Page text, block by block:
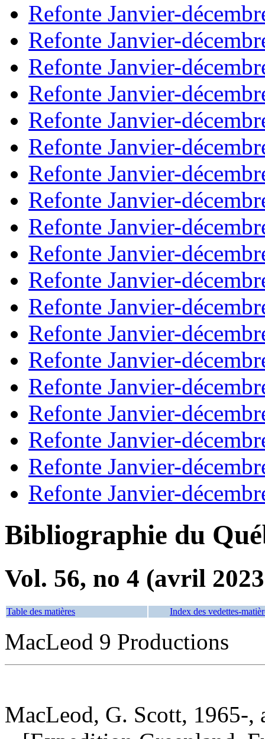
Refonte Janvier-
Refonte Janvier-
Refonte Janvier-
Refonte Janvier-
Refonte Janvier-
Refonte Janvier-
Refonte Janvier-
Refonte Janvier-
Refonte Janvier-
Refonte Janvier-
Refonte Janvier-
Refonte Janvier-
Refonte Janvier-
Refonte Janvier-
Refonte Janvier-
Refonte Janvier-
Refonte Janvier-
Refonte Janvier-
Refonte Janvier-
Bibliographie du
Vol. 56, no 4 (avril
Table des matières Index des vedettes-
MacLeod 9 Productions
MacLeod, G. Scott, 1965-,